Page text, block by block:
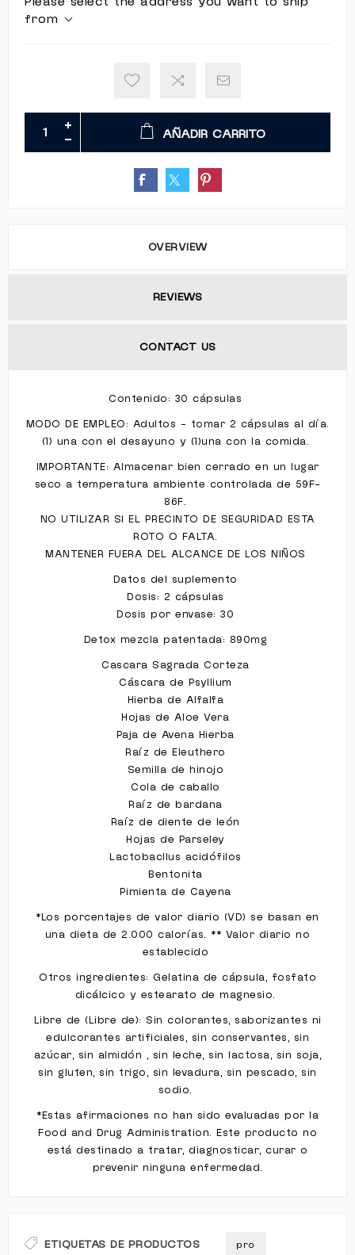
from
AÑADIR CARRITO
OVERVIEW
REVIEWS
CONTACT US
Contenido: 30 cápsulas
MODO DE EMPLEO: Adultos - tomar 2 cápsulas al día.
(1) una con el desayuno y (1)una con la comida.
IMPORTANTE: Almacenar bien cerrado en un lugar
seco a temperatura ambiente controlada de 59F-
86F.
NO UTILIZAR SI EL PRECINTO DE SEGURIDAD ESTA
ROTO O FALTA.
MANTENER FUERA DEL ALCANCE DE LOS NIÑOS
Datos del suplemento
Dosis: 2 cápsulas
Dosis por envase: 30
Detox mezcla patentada: 890mg
Cascara Sagrada Corteza
Cáscara de Psyllium
Hierba de Alfalfa
Hojas de Aloe Vera
Paja de Avena Hierba
Raíz de Eleuthero
Semilla de hinojo
Cola de caballo
Raíz de bardana
Raíz de diente de león
Hojas de Parseley
Lactobacllus acidófilos
Bentonita
Pimienta de Cayena
*Los porcentajes de valor diario (VD) se basan en
una dieta de 2.000 calorías. ** Valor diario no
establecido
Otros ingredientes: Gelatina de cápsula, fosfato
dicálcico y estearato de magnesio.
Libre de (Libre de): Sin colorantes, saborizantes ni
edulcorantes artificiales, sin conservantes, sin
azúcar, sin almidón , sin leche, sin lactosa, sin soja,
sin gluten, sin trigo, sin levadura, sin pescado, sin
sodio.
*Estas afirmaciones no han sido evaluadas por la
Food and Drug Administration. Este producto no
está destinado a tratar, diagnosticar, curar o
prevenir ninguna enfermedad.
ETIQUETAS DE PRODUCTOS pro